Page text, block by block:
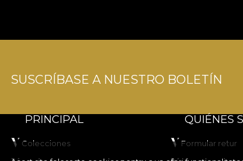
SUSCRÍBASE A NUESTRO BOLETÍN
PRINCIPAL
Colecciones
QUIÉNES
Formular retur